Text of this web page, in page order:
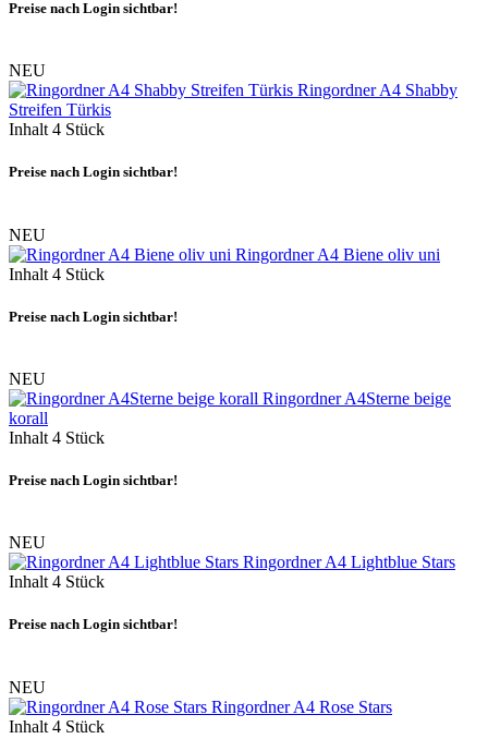
Preise nach Login sichtbar!
NEU
Ringordner A4 Shabby
Streifen Türkis
Inhalt 4 Stück
Preise nach Login sichtbar!
NEU
Ringordner A4 Biene oliv uni
Inhalt 4 Stück
Preise nach Login sichtbar!
NEU
Ringordner A4Sterne beige
korall
Inhalt 4 Stück
Preise nach Login sichtbar!
NEU
Ringordner A4 Lightblue Stars
Inhalt 4 Stück
Preise nach Login sichtbar!
NEU
Ringordner A4 Rose Stars
Inhalt 4 Stück